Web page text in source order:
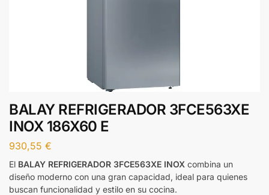
BALAY REFRIGERADOR 3FCE563XE
INOX 186X60 E
930,55 €
El BALAY REFRIGERADOR 3FCE563XE INOX combina un
diseño moderno con una gran capacidad, ideal para quienes
buscan funcionalidad y estilo en su cocina.